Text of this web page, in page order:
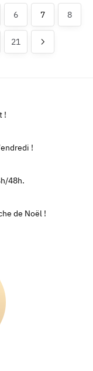
6 7 8
21
!
!
48h.
de Noël !